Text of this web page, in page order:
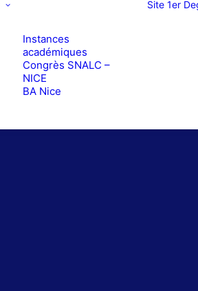
Instances
académiques
Congrès SNALC –
NICE
BA Nice
Site 1er